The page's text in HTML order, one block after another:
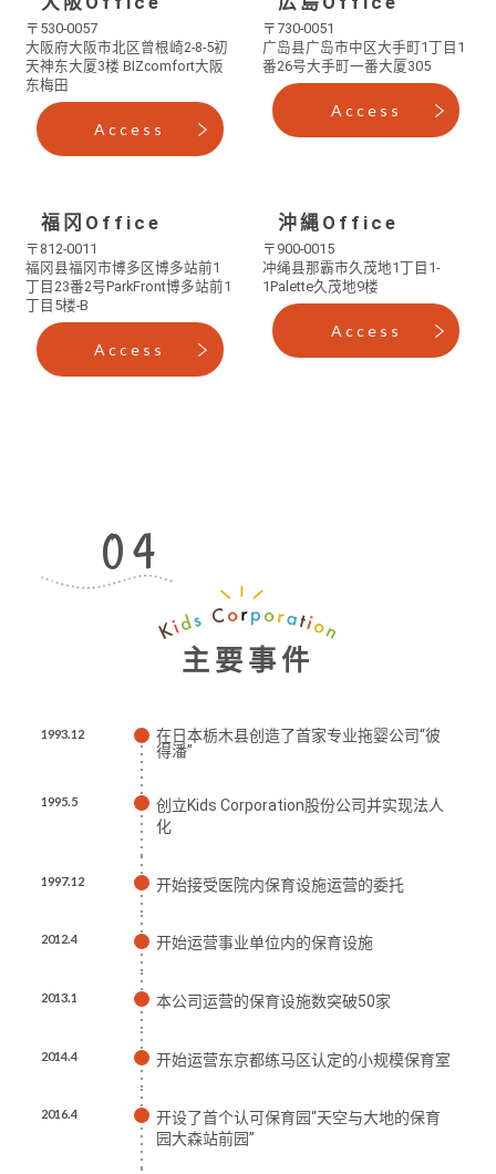
〒530-0057
大阪府大阪市北区曾根崎2-8-5初
天神东大厦3楼 BIZcomfort大阪
东梅田
Access
〒730-0051
广岛县广岛市中区大手町1丁目1
番26号大手町一番大厦305
Access
福冈Office
〒812-0011
福冈县福冈市博多区博多站前1
丁目23番2号ParkFront博多站前1
丁目5楼-B
Access
沖縄Office
〒900-0015
冲绳县那霸市久茂地1丁目1-
1Palette久茂地9楼
Access
主要事件
1993.12
在日本栃木县创造了首家专业拖婴公司“彼
得潘”
1995.5
创立Kids Corporation股份公司并实现法人
化
1997.12 开始接受医院内保育设施运营的委托
2012.4 开始运营事业单位内的保育设施
2013.1 本公司运营的保育设施数突破50家
2014.4 开始运营东京都练马区认定的小规模保育室
2016.4
开设了首个认可保育园“天空与大地的保育
园大森站前园”